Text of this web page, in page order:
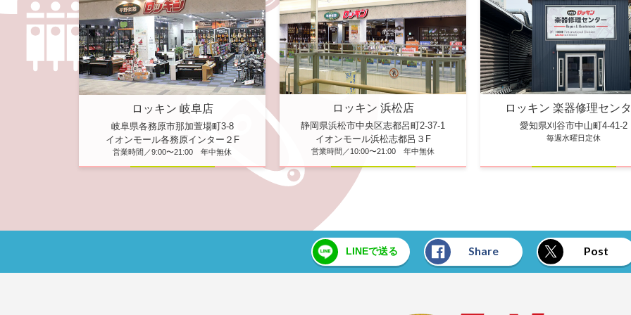
ロッキン 岐阜店
岐阜県各務原市那加萱場町3-8
イオンモール各務原インター２F
営業時間／9:00〜21:00 年中無休
ロッキン 浜松店
静岡県浜松市中央区志都呂町2-37-1
イオンモール浜松志都呂３F
営業時間／10:00〜21:00 年中無休
ロッキン 楽器修理セン
愛知県刈谷市中山町4-41-2
毎週水曜日定休
LINEで送る Share Post